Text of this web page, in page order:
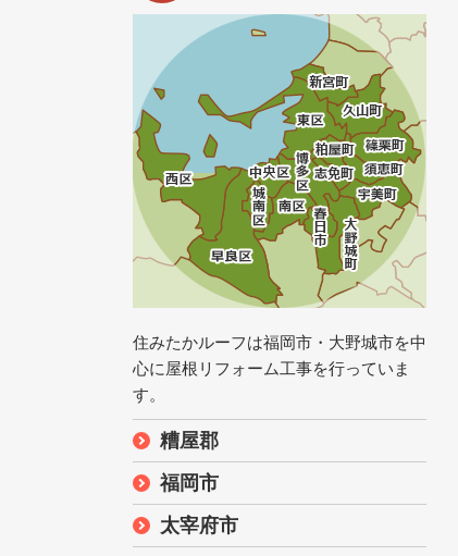
住みたかルーフは福岡市・大野城市を中
心に屋根リフォーム工事を行っていま
す。
糟屋郡
福岡市
太宰府市